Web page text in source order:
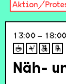
Aktion/
13:00 – 18:00